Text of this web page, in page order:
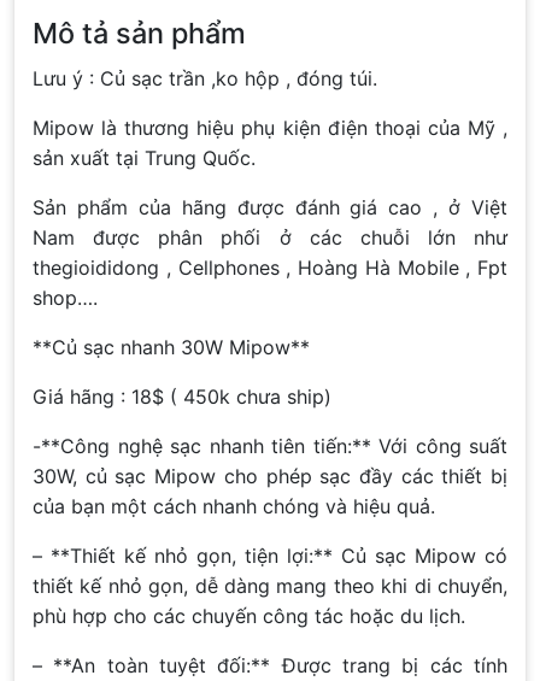
Mô tả sản phẩm
Lưu ý : Củ sạc trần ,ko hộp , đóng túi.
Mipow là thương hiệu phụ kiện điện thoại của Mỹ ,
sản xuất tại Trung Quốc.
Sản phẩm của hãng được đánh giá cao , ở Việt
Nam được phân phối ở các chuỗi lớn như
thegioididong , Cellphones , Hoàng Hà Mobile , Fpt
shop….
**Củ sạc nhanh 30W Mipow**
Giá hãng : 18$ ( 450k chưa ship)
-**Công nghệ sạc nhanh tiên tiến:** Với công suất
30W, củ sạc Mipow cho phép sạc đầy các thiết bị
của bạn một cách nhanh chóng và hiệu quả.
– **Thiết kế nhỏ gọn, tiện lợi:** Củ sạc Mipow có
thiết kế nhỏ gọn, dễ dàng mang theo khi di chuyển,
phù hợp cho các chuyến công tác hoặc du lịch.
– **An toàn tuyệt đối:** Được trang bị các tính